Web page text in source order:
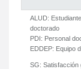
ALUD:
doctorado
PDI: Personal
EDDEP: Equipo
SG: Satisfacción